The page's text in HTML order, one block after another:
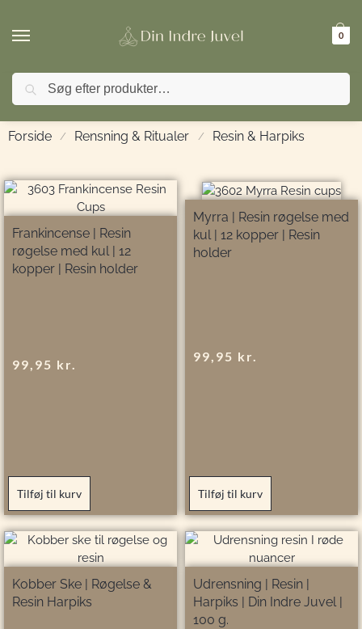
0
🚚 FRI FRAGT ved køb over 499,- | ⭐ TrustPilot
Forside / Rensning & Ritualer / Resin & Harpiks
Frankincense | Resin
røgelse med kul | 12
kopper | Resin holder
99,95 kr.
Tilføj til kurv
Myrra | Resin røgelse med
kul | 12 kopper | Resin
holder
99,95 kr.
Tilføj til kurv
Kobber Ske | Røgelse &
Resin Harpiks
Udrensning | Resin |
Harpiks | Din Indre Juvel |
100 g.